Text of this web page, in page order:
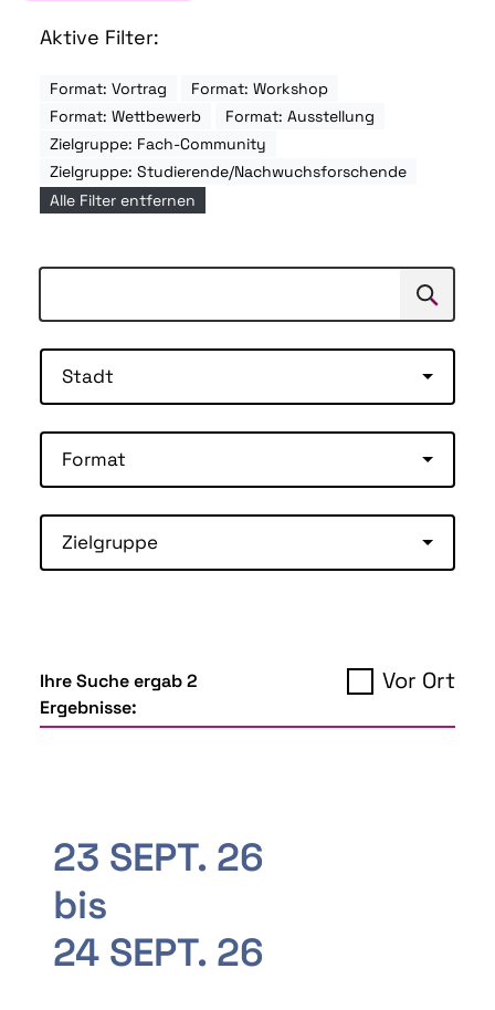
Aktive Filter:
Format: Vortrag
Format: Workshop
Format: Wettbewerb
Format: Ausstellung
Zielgruppe: Fach-Community
Zielgruppe: Studierende/Nachwuchsforschende
Alle Filter entfernen
Suchen
Stadt
Format
Zielgruppe
Ihre Suche ergab 2
Ergebnisse:
Vor Ort
23 SEPT. 26
bis
24 SEPT. 26